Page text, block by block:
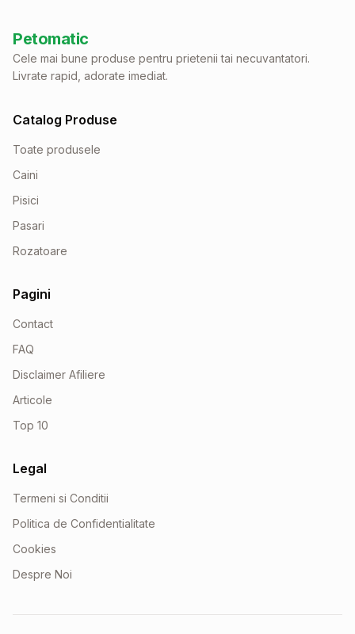
Petomatic
Cele mai bune produse pentru prietenii tai necuvantatori.
Livrate rapid, adorate imediat.
Catalog Produse
Toate produsele
Caini
Pisici
Pasari
Rozatoare
Pagini
Contact
FAQ
Disclaimer Afiliere
Articole
Top 10
Legal
Termeni si Conditii
Politica de Confidentialitate
Cookies
Despre Noi